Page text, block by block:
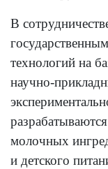
В
технологий на
научно-
молочных
и детского